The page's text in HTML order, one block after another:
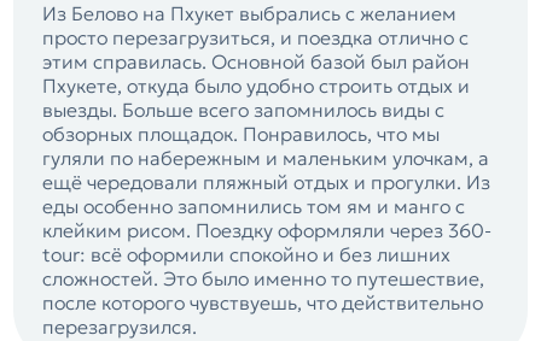
Из Белово на Пхукет выбрались с желанием
просто перезагрузиться, и поездка отлично с
этим справилась. Основной базой был район
Пхукете, откуда было удобно строить отдых и
выезды. Больше всего запомнилось виды с
обзорных площадок. Понравилось, что мы
гуляли по набережным и маленьким улочкам, а
ещё чередовали пляжный отдых и прогулки. Из
еды особенно запомнились том ям и манго с
клейким рисом. Поездку оформляли через 360-
tour: всё оформили спокойно и без лишних
сложностей. Это было именно то путешествие,
после которого чувствуешь, что действительно
перезагрузился.